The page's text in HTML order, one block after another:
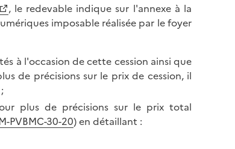
, le redevable indique sur l'annexe à la
imposable réalisée par le foyer
à l'occasion de cette cession ainsi que
de précisions sur le prix de cession, il
plus de précisions sur le prix total
PVBMC-30-20) en détaillant :